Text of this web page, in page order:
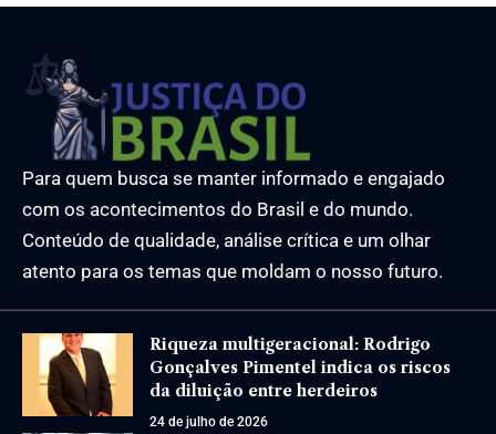
Para quem busca se manter informado e engajado
com os acontecimentos do Brasil e do mundo.
Conteúdo de qualidade, análise crítica e um olhar
atento para os temas que moldam o nosso futuro.
Riqueza multigeracional: Rodrigo
Gonçalves Pimentel indica os riscos
da diluição entre herdeiros
24 de julho de 2026